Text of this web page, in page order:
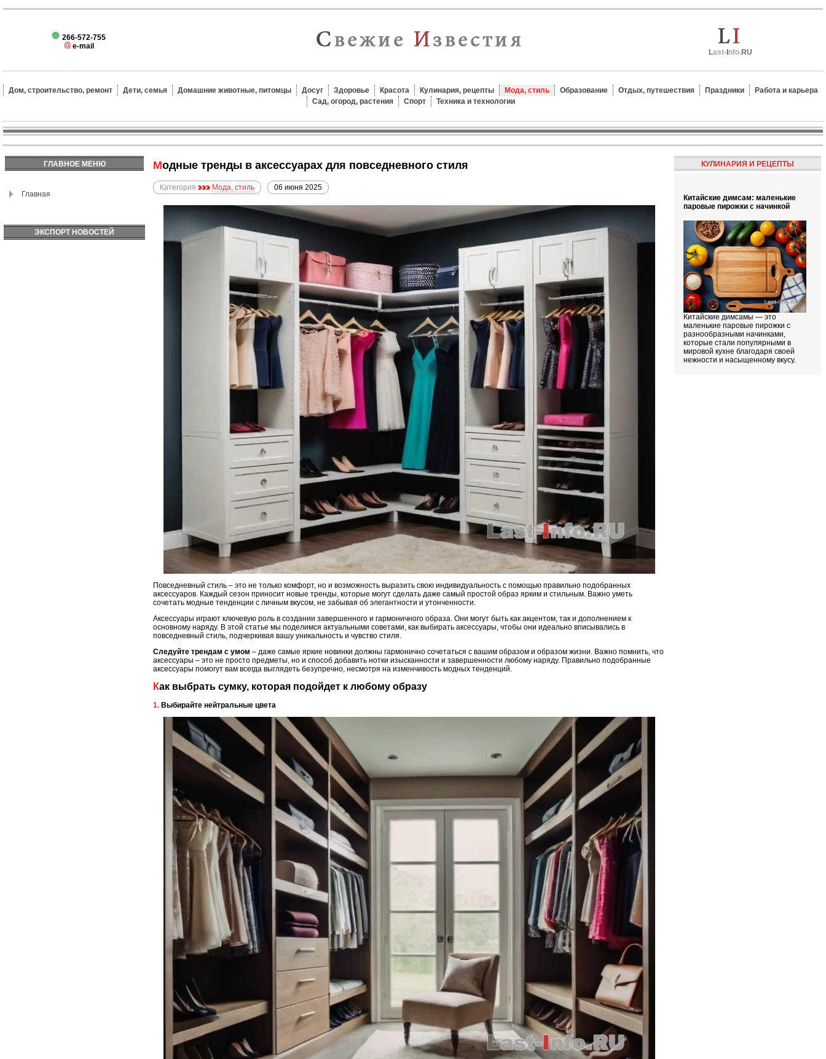
266-572-755
e-mail
Last- nfo.RU
Дом, строительство, ремонт Дети, семья Домашние животные, питомцы Досуг Здоровье Красота Кулинария, рецепты Мода, стиль Образование Отдых, путешествия Праздники
Работа и карьера
Сад, огород, растения
Спорт Техника и технологии
ГЛАВНОЕ МЕНЮ
Главная
ЭКСПОРТ НОВОСТЕЙ
Модные тренды в аксессуарах для повседневного стиля
Категория Мода, стиль 06 июня 2025
Повседневный стиль – это не только комфорт, но и возможность выразить свою индивидуальность с помощью правильно подобранных
аксессуаров. Каждый сезон приносит новые тренды, которые могут сделать даже самый простой образ ярким и стильным. Важно уметь
сочетать модные тенденции с личным вкусом, не забывая об элегантности и утонченности.
Аксессуары играют ключевую роль в создании завершенного и гармоничного образа. Они могут быть как акцентом, так и дополнением к
основному наряду. В этой статье мы поделимся актуальными советами, как выбирать аксессуары, чтобы они идеально вписывались в
повседневный стиль, подчеркивая вашу уникальность и чувство стиля.
Следуйте трендам с умом – даже самые яркие новинки должны гармонично сочетаться с вашим образом и образом жизни. Важно помнить, что
аксессуары – это не просто предметы, но и способ добавить нотки изысканности и завершенности любому наряду. Правильно подобранные
аксессуары помогут вам всегда выглядеть безупречно, несмотря на изменчивость модных тенденций.
Как выбрать сумку, которая подойдет к любому образу
1. Выбирайте нейтральные цвета
КУЛИНАРИЯ И РЕЦЕПТЫ
Китайские димсам: маленькие
паровые пирожки с начинкой
Китайские димсамы — это
маленькие паровые пирожки с
разнообразными начинками,
которые стали популярными в
мировой кухне благодаря своей
нежности и насыщенному вкусу.